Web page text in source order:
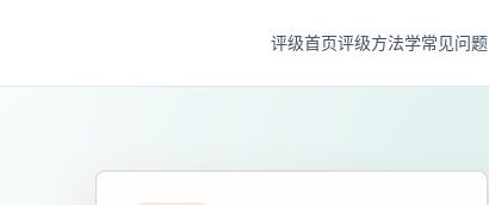
评级首页评级方法学常见问题